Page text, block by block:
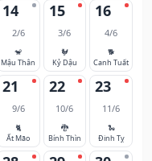
14
2/6
🐒
Mậu Thân
15
3/6
🐓
Kỷ Dậu
16
4/6
🐕
Canh Tuất
21
9/6
🐈
Ất Mão
22
10/6
🐉
Bính Thìn
23
11/6
🐍
Đinh Tỵ